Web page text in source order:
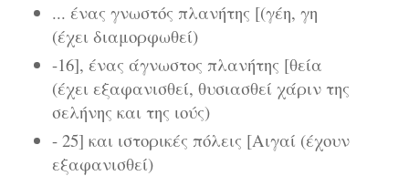
... ένας γνωστός πλανήτης [(γέη, γη
(έχει διαμορφωθεί)
-16], ένας άγνωστος πλανήτης [θεία
(έχει εξαφανισθεί, θυσιασθεί χάριν της
σελήνης και της ιούς)
- 25] και ιστορικές πόλεις [Αιγαί (έχουν
εξαφανισθεί)